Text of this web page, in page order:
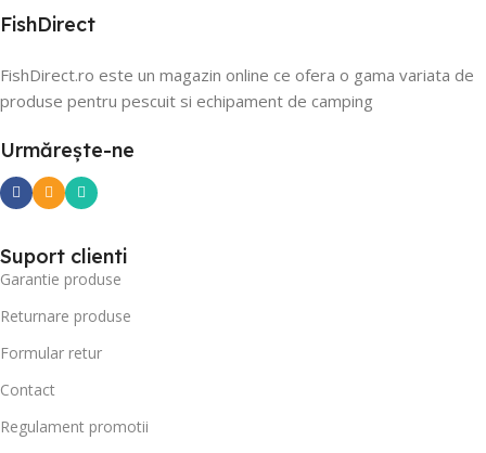
FishDirect
FishDirect.ro este un magazin online ce ofera o gama variata de
produse pentru pescuit si echipament de camping
Urmărește-ne
Suport clienti
Garantie produse
Returnare produse
Formular retur
Contact
Regulament promotii